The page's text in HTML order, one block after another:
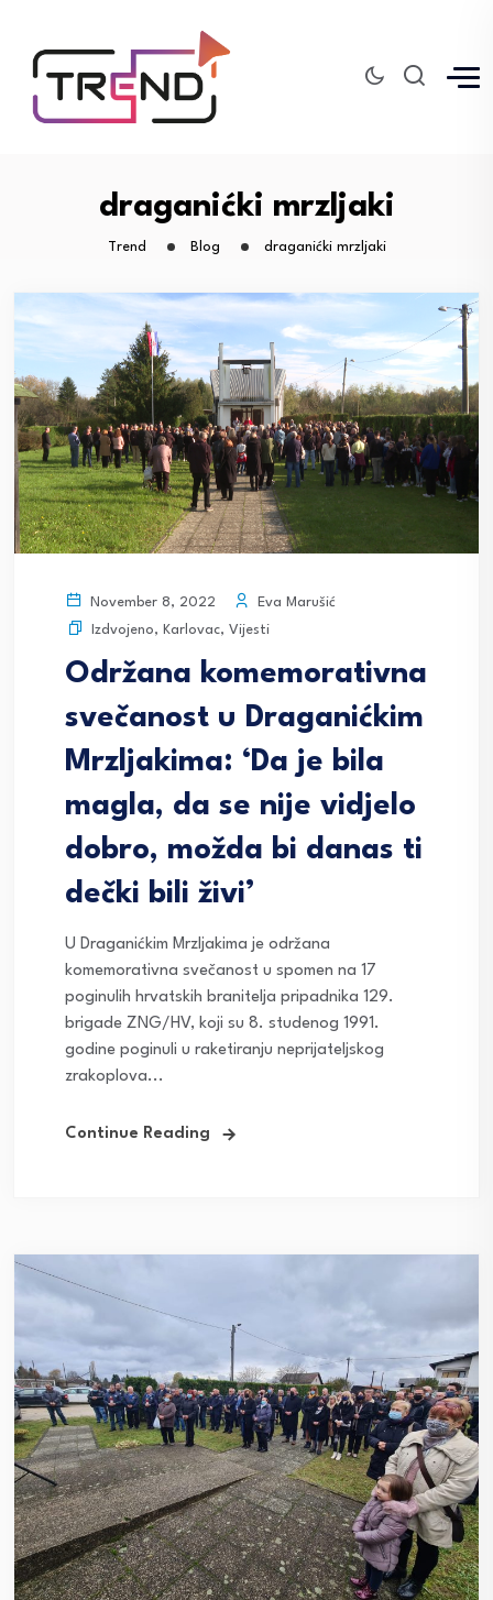
draganićki mrzljaki
Trend Blog draganićki mrzljaki
November 8, 2022
Eva Marušić
Izdvojeno, Karlovac, Vijesti
Održana komemorativna
svečanost u Draganićkim
Mrzljakima: ‘Da je bila
magla, da se nije vidjelo
dobro, možda bi danas ti
dečki bili živi’
U Draganićkim Mrzljakima je održana
komemorativna svečanost u spomen na 17
poginulih hrvatskih branitelja pripadnika 129.
brigade ZNG/HV, koji su 8. studenog 1991.
godine poginuli u raketiranju neprijateljskog
zrakoplova...
Continue Reading